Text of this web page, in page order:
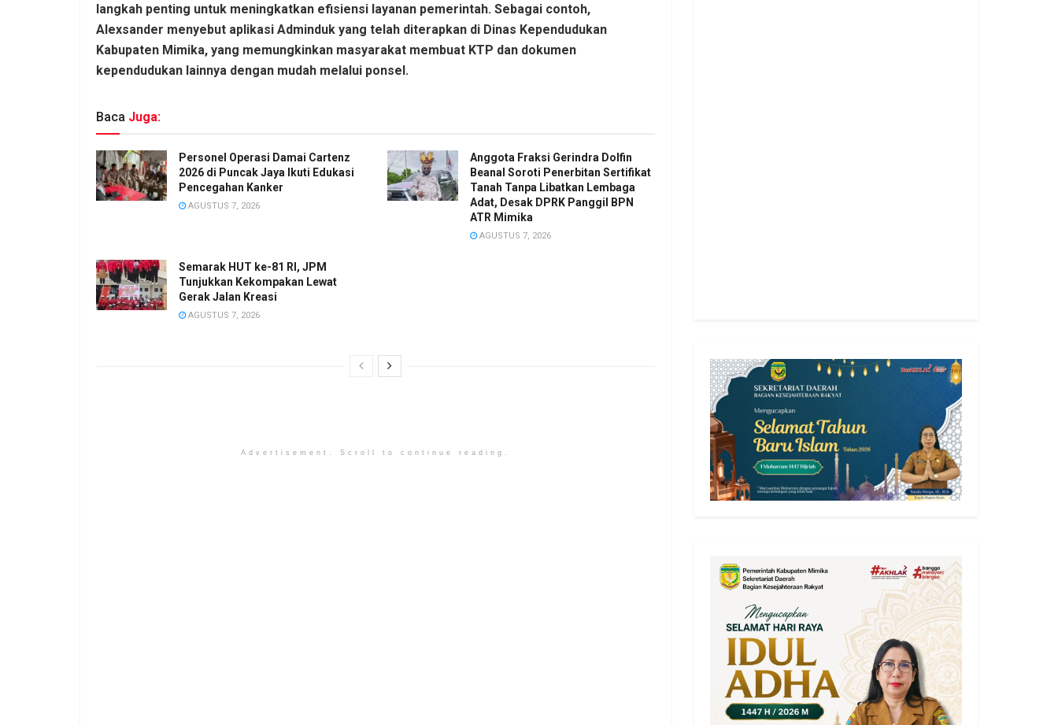
langkah penting untuk meningkatkan efisiensi layanan pemerintah. Sebagai contoh,
Alexsander menyebut aplikasi Adminduk yang telah diterapkan di Dinas Kependudukan
Kabupaten Mimika, yang memungkinkan masyarakat membuat KTP dan dokumen
kependudukan lainnya dengan mudah melalui ponsel.
Baca Juga:
Personel Operasi Damai Cartenz
2026 di Puncak Jaya Ikuti Edukasi
Pencegahan Kanker
AGUSTUS 7, 2026
Anggota Fraksi Gerindra Dolfin
Beanal Soroti Penerbitan Sertifikat
Tanah Tanpa Libatkan Lembaga
Adat, Desak DPRK Panggil BPN
ATR Mimika
AGUSTUS 7, 2026
Semarak HUT ke-81 RI, JPM
Tunjukkan Kekompakan Lewat
Gerak Jalan Kreasi
AGUSTUS 7, 2026
Advertisement. Scroll to continue reading.